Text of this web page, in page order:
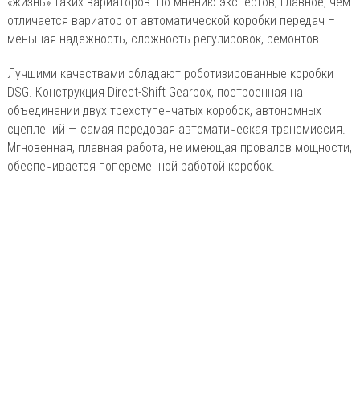
отличается вариатор от автоматической коробки передач –
меньшая надежность, сложность регулировок, ремонтов.
Лучшими качествами обладают роботизированные коробки
DSG. Конструкция Direct-Shift Gearbox, построенная на
объединении двух трехступенчатых коробок, автономных
сцеплений — самая передовая автоматическая трансмиссия.
Мгновенная, плавная работа, не имеющая провалов мощности,
обеспечивается попеременной работой коробок.